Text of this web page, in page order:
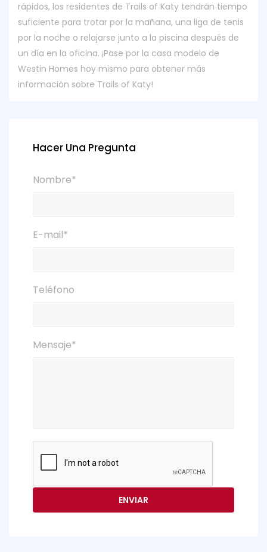
rápidos, los residentes de Trails of Katy tendrán tiempo
suficiente para trotar por la mañana, una liga de tenis
por la noche o relajarse junto a la piscina después de
un día en la oficina. ¡Pase por la casa modelo de
Westin Homes hoy mismo para obtener más
información sobre Trails of Katy!
Hacer Una Pregunta
Nombre*
E-mail*
Teléfono
Mensaje*